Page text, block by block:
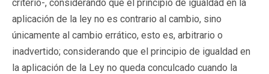
criterio-, considerando que el principio de igualdad en la
aplicación de la ley no es contrario al cambio, sino
únicamente al cambio errático, esto es, arbitrario o
inadvertido; considerando que el principio de igualdad en
la aplicación de la Ley no queda conculcado cuando la